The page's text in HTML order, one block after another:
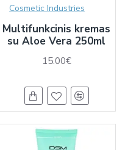
Cosmetic Industries
Multifunkcinis kremas
su Aloe Vera 250ml
15.00€